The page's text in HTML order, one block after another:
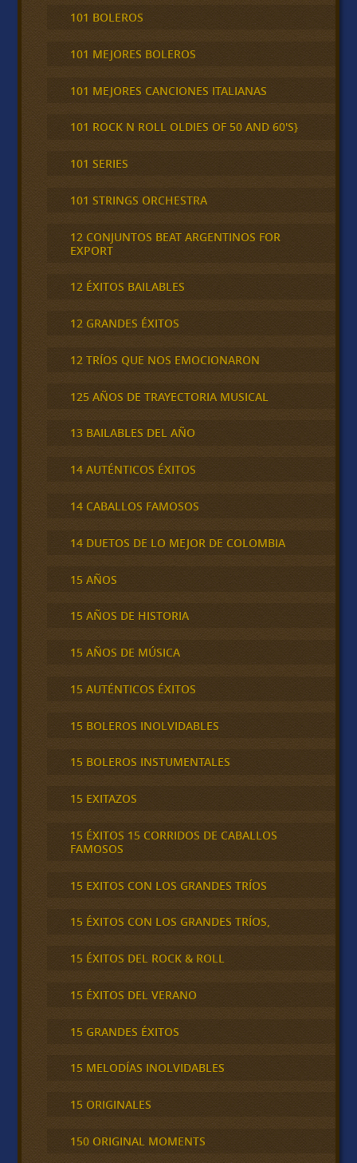
101 BOLEROS
101 MEJORES BOLEROS
101 MEJORES CANCIONES ITALIANAS
101 ROCK N ROLL OLDIES OF 50 AND 60'S}
101 SERIES
101 STRINGS ORCHESTRA
12 CONJUNTOS BEAT ARGENTINOS FOR
EXPORT
12 ÉXITOS BAILABLES
12 GRANDES ÉXITOS
12 TRÍOS QUE NOS EMOCIONARON
125 AÑOS DE TRAYECTORIA MUSICAL
13 BAILABLES DEL AÑO
14 AUTÉNTICOS ÉXITOS
14 CABALLOS FAMOSOS
14 DUETOS DE LO MEJOR DE COLOMBIA
15 AÑOS
15 AÑOS DE HISTORIA
15 AÑOS DE MÚSICA
15 AUTÉNTICOS ÉXITOS
15 BOLEROS INOLVIDABLES
15 BOLEROS INSTUMENTALES
15 EXITAZOS
15 ÉXITOS 15 CORRIDOS DE CABALLOS
FAMOSOS
15 EXITOS CON LOS GRANDES TRÍOS
15 ÉXITOS CON LOS GRANDES TRÍOS,
15 ÉXITOS DEL ROCK & ROLL
15 ÉXITOS DEL VERANO
15 GRANDES ÉXITOS
15 MELODÍAS INOLVIDABLES
15 ORIGINALES
150 ORIGINAL MOMENTS